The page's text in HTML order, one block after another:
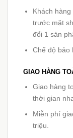
Khách
trước mặt
đổi 1 sản
Chế độ bảo
GIAO HÀNG
Giao hàng
thời gian
Miễn phí
triệu.